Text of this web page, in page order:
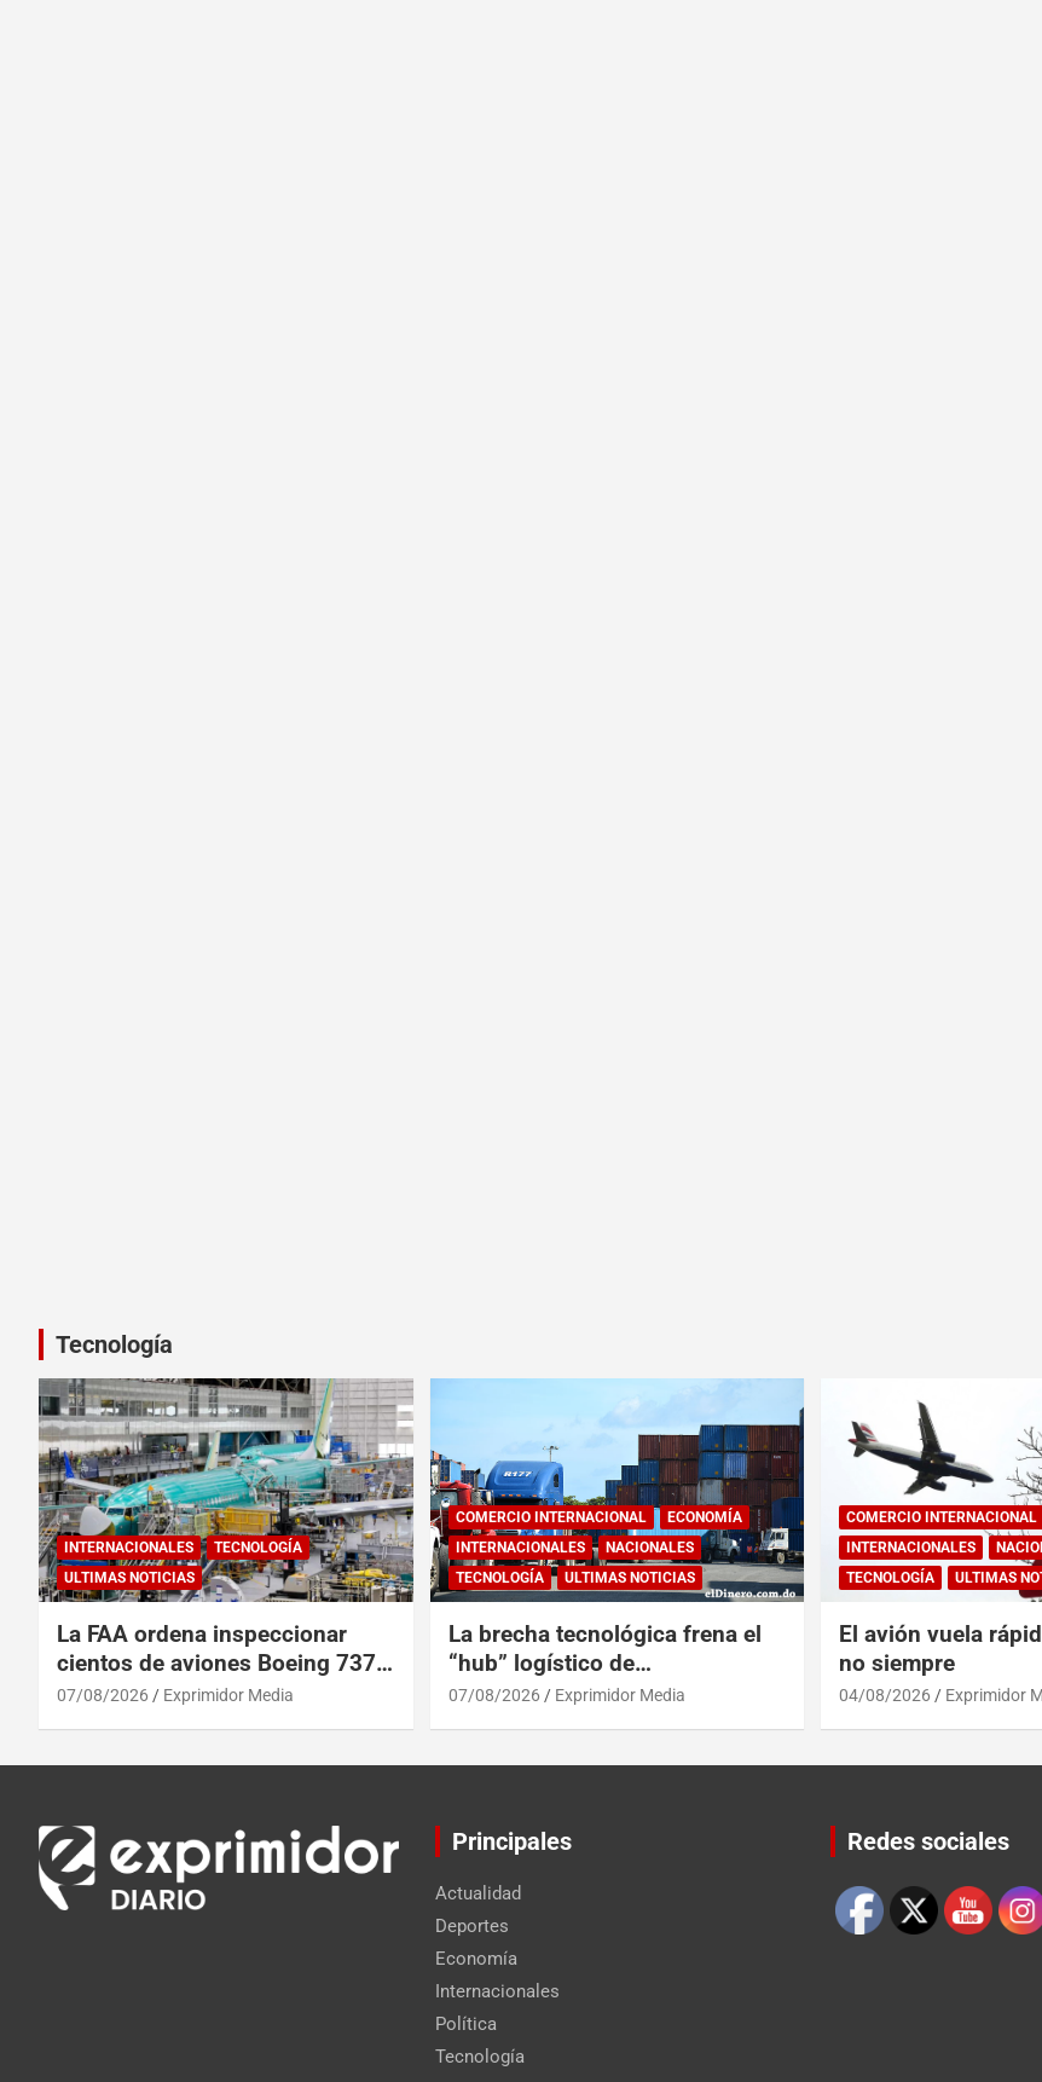
Tecnología
INTERNACIONALES
TECNOLOGÍA
ULTIMAS NOTICIAS
La FAA ordena inspeccionar
cientos de aviones Boeing 737
Max por posibles grietas
07/08/2026 Exprimidor Media
COMERCIO INTERNACIONAL
ECONOMÍA
INTERNACIONALES
NACIONALES
TECNOLOGÍA
ULTIMAS NOTICIAS
La brecha tecnológica frena el
“hub” logístico de
Centroamérica y RD
07/08/2026 Exprimidor Media
COMERCIO INTERNACIONAL
INTERNACIONALES
TECNOLOGÍA
ULTIMAS
El avión vuela
no siempre
04/08/2026 Exprimidor
Principales
Actualidad
Deportes
Economía
Internacionales
Política
Tecnología
Redes sociales
Set Youtube Channel ID